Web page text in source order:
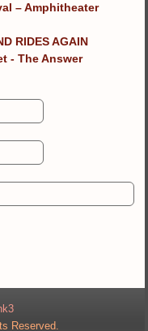
– Amphitheater
RIDES AGAIN
- The Answer
Reserved.